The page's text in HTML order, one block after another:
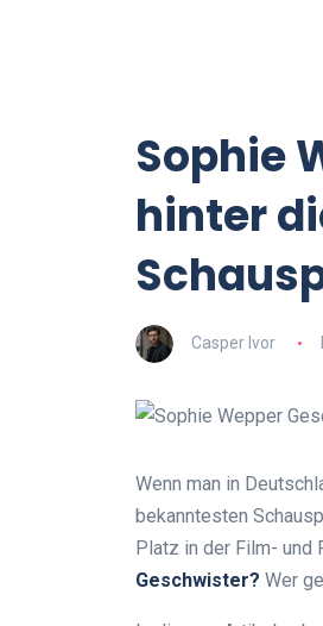
Sophie
hinter
Casper Ivor
Wenn man in
bekanntesten
Platz in der Film-
Geschwister? Wer